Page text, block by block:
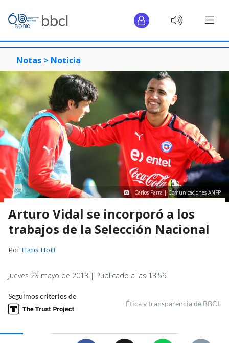
Notas > Noticia
Carlos Parra | Comunicaciones ANFP
Arturo Vidal se incorporó a los
trabajos de la Selección Nacional
PorHans Hott
Jueves 23 mayo de 2013 | Publicado a las 13:59
Seguimos criterios de
Ética y transparencia de BBCL